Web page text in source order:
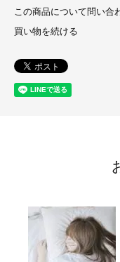
この商品について問い合
買い物を続ける